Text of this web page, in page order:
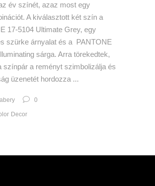
év színét, azaz most egy
A kiválasztott két szín a
17-5104 Ultimate Grey, egy
szürke árnyalat és a PANTONE
sárga. Arra törekedtek,
színpár a reményt szimbolizálja és
üzenetét hordozza
0
Decor